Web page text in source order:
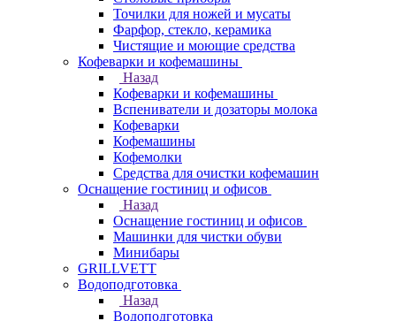
Точилки для ножей и мусаты
Фарфор, стекло, керамика
Чистящие и моющие средства
Кофеварки и кофемашины
Назад
Кофеварки и кофемашины
Вспениватели и дозаторы молока
Кофеварки
Кофемашины
Кофемолки
Средства для очистки кофемашин
Оснащение гостиниц и офисов
Назад
Оснащение гостиниц и офисов
Машинки для чистки обуви
Минибары
GRILLVETT
Водоподготовка
Назад
Водоподготовка